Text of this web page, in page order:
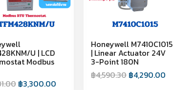
U | LCD
Modbus
฿3,300.00
Honeywell M7410C1015
| Linear Actuator 24V
3-Point 180N
฿4,590.30 ฿4,290.00